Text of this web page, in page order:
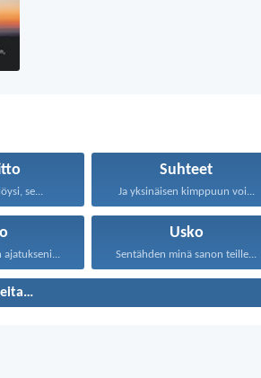
se...
Suhteet
Ja yksinäisen kimppuun voi...
ajatukseni...
Usko
Sentähden minä sanon teille...